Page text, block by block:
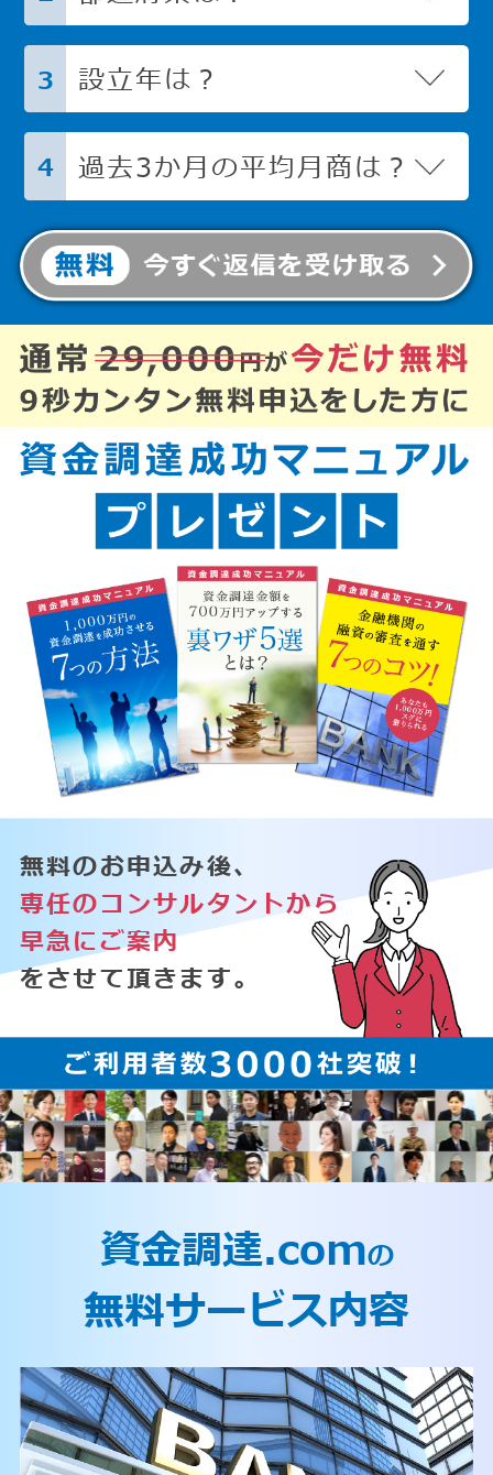
3 設立年は？
4 過去3か月の平均月商は？
無料のお申込み後、
専任のコンサルタントから
早急にご案内
をさせて頂きます。
資金調達.comの
無料サービス内容